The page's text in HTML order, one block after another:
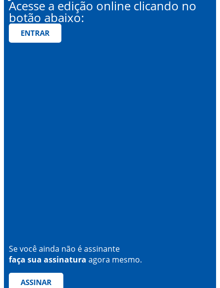
Acesse a edição online clicando no
botão abaixo:
ENTRAR
Se você ainda não é assinante
faça sua assinatura agora mesmo.
ASSINAR